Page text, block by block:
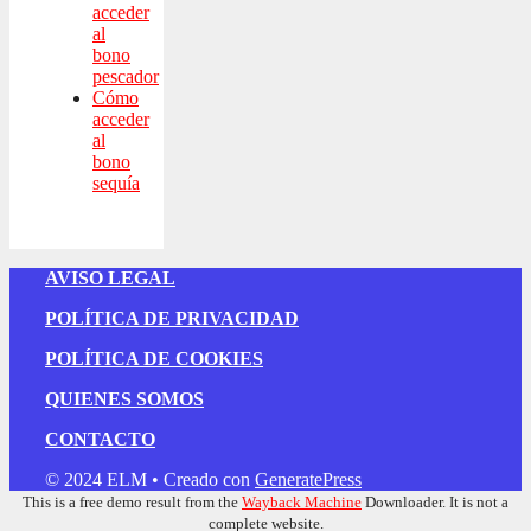
acceder
al
bono
pescador
Cómo
acceder
al
bono
sequía
AVISO LEGAL
POLÍTICA DE PRIVACIDAD
POLÍTICA DE COOKIES
QUIENES SOMOS
CONTACTO
© 2024 ELM • Creado con GeneratePress
This is a free demo result from the Wayback Machine Downloader. It is not a
complete website.